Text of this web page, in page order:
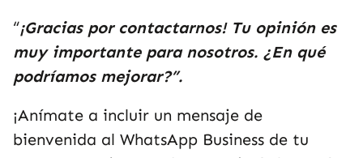
“¡Gracias por contactarnos! Tu opinión es
muy importante para nosotros. ¿En qué
podríamos mejorar?”.
¡Anímate a incluir un mensaje de
bienvenida al WhatsApp Business de tu